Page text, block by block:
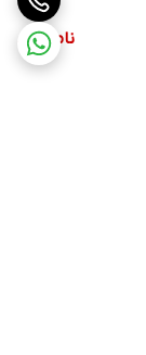
ناموجود